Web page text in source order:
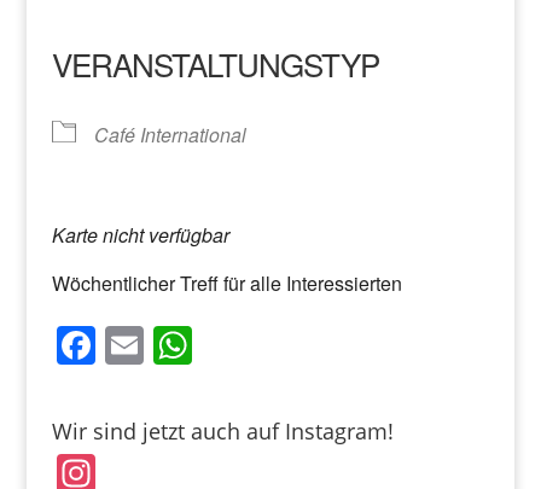
VERANSTALTUNGSTYP
Café International
Karte nicht verfügbar
Wöchentlicher Treff für alle Interessierten
F
c
e
E
ai
l
W
at
Wir sind jetzt auch auf Instagram!
In